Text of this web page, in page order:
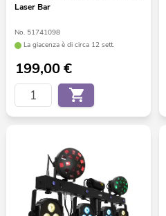
Laser Bar
No. 51741098
La giacenza è di circa 12 sett.
199,00€